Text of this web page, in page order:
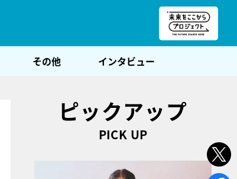
その他 インタビュー
ピックアップ
PICK UP